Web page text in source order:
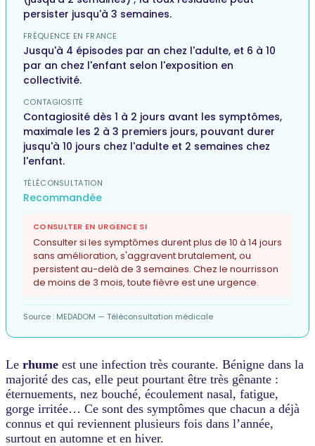
persister jusqu'à 3 semaines.
FRÉQUENCE EN FRANCE
Jusqu'à 4 épisodes par an chez l'adulte, et 6 à 10
par an chez l'enfant selon l'exposition en
collectivité.
CONTAGIOSITÉ
Contagiosité dès 1 à 2 jours avant les symptômes,
maximale les 2 à 3 premiers jours, pouvant durer
jusqu'à 10 jours chez l'adulte et 2 semaines chez
l'enfant.
TÉLÉCONSULTATION
Recommandée
CONSULTER EN URGENCE SI
Consulter si les symptômes durent plus de 10 à 14 jours
sans amélioration, s'aggravent brutalement, ou
persistent au-delà de 3 semaines. Chez le nourrisson
de moins de 3 mois, toute fièvre est une urgence.
Source : MEDADOM — Téléconsultation médicale
Rhume
—
Fiche
médicale
MEDADOM.
Le
rhume
Le rhume est une infection très courante. Bénigne dans la
majorité des cas, elle peut pourtant être très gênante :
éternuements, nez bouché, écoulement nasal, fatigue,
gorge irritée… Ce sont des symptômes que chacun a déjà
connus et qui reviennent plusieurs fois dans l’année,
surtout en automne et en hiver.